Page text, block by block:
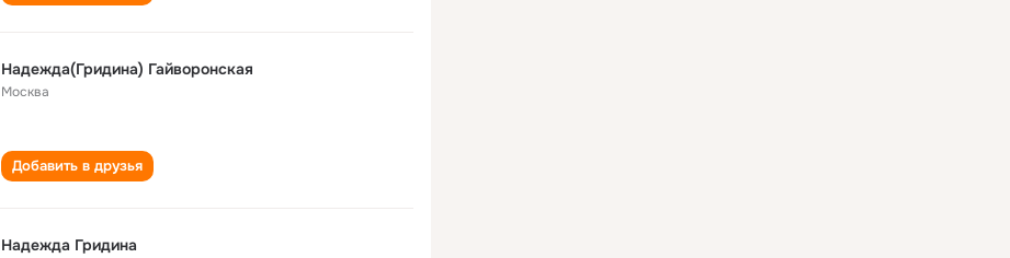
Надежда(Гридина) Гайворонская
Москва
Добавить в друзья
Надежда Гридина